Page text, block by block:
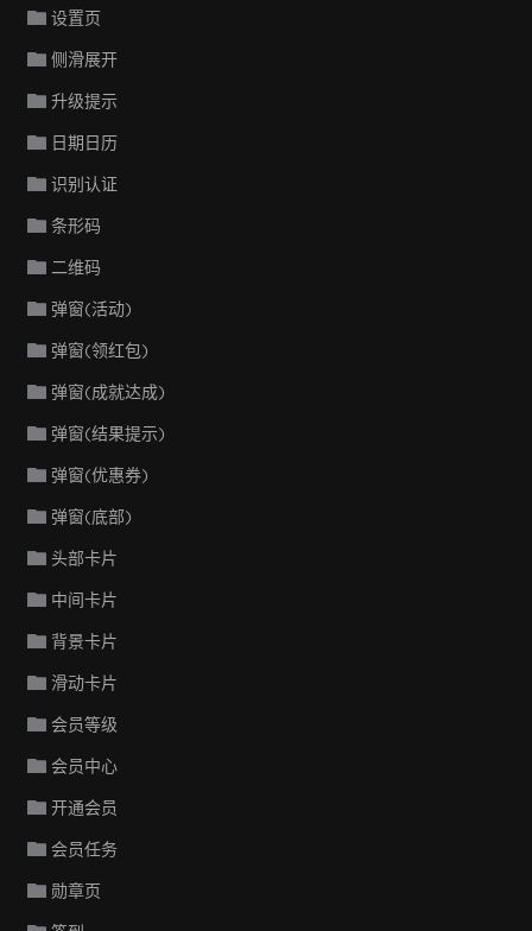
设置页
侧滑展开
升级提示
日期日历
识别认证
条形码
二维码
弹窗(活动)
弹窗(领红包)
弹窗(成就达成)
弹窗(结果提示)
弹窗(优惠券)
弹窗(底部)
头部卡片
中间卡片
背景卡片
滑动卡片
会员等级
会员中心
开通会员
会员任务
勋章页